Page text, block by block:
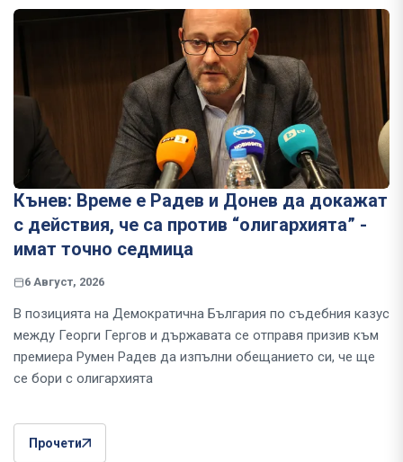
Кънев: Време е Радев и Донев да докажат
с действия, че са против “олигархията” -
имат точно седмица
6 Август, 2026
В позицията на Демократична България по съдебния казус
между Георги Гергов и държавата се отправя призив към
премиера Румен Радев да изпълни обещанието си, че ще
се бори с олигархията
Прочети